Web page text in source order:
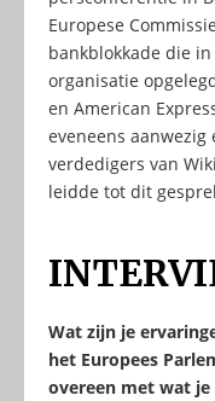
Europese
bankblokkade die
organisatie
en American
eveneens
verdedigers van
leidde tot dit
Wat zijn je
het Europees
overeen met wat je